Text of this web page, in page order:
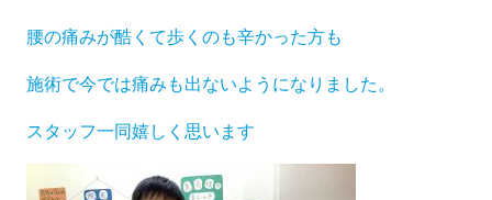
腰の痛みが酷くて歩くのも辛かった方も
施術で今では痛みも出ないようになりました。
スタッフ一同嬉しく思います